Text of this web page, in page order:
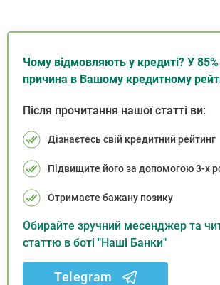
Чому відмовляють у кредиті? У
причина в Вашому кредитному
Після прочитання нашої статті ви:
Дізнаєтесь свій кредитний рейтинг
Підвищите його за допомогою 3-х
Отримаєте бажану позику
Обирайте зручний месенджер та
статтю в боті "Наші Банки"
Telegram